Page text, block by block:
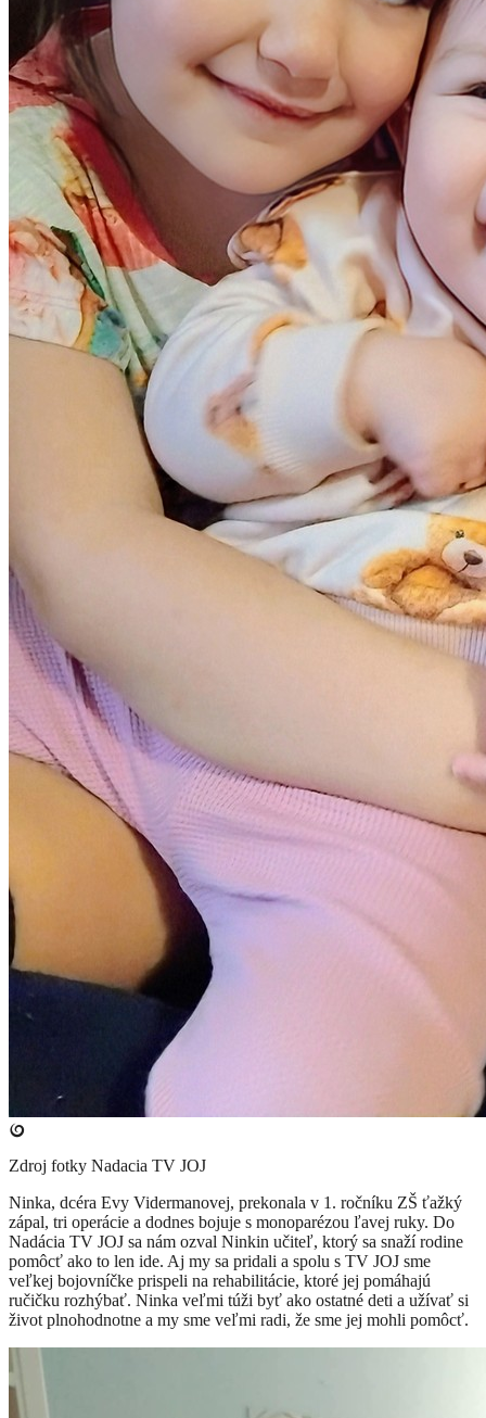
Zdroj fotky Nadacia TV JOJ
Ninka, dcéra Evy Vidermanovej, prekonala v 1. ročníku ZŠ ťažký
zápal, tri operácie a dodnes bojuje s monoparézou ľavej ruky. Do
Nadácia TV JOJ sa nám ozval Ninkin učiteľ, ktorý sa snaží rodine
pomôcť ako to len ide. Aj my sa pridali a spolu s TV JOJ sme
veľkej bojovníčke prispeli na rehabilitácie, ktoré jej pomáhajú
ručičku rozhýbať. Ninka veľmi túži byť ako ostatné deti a užívať si
život plnohodnotne a my sme veľmi radi, že sme jej mohli pomôcť.